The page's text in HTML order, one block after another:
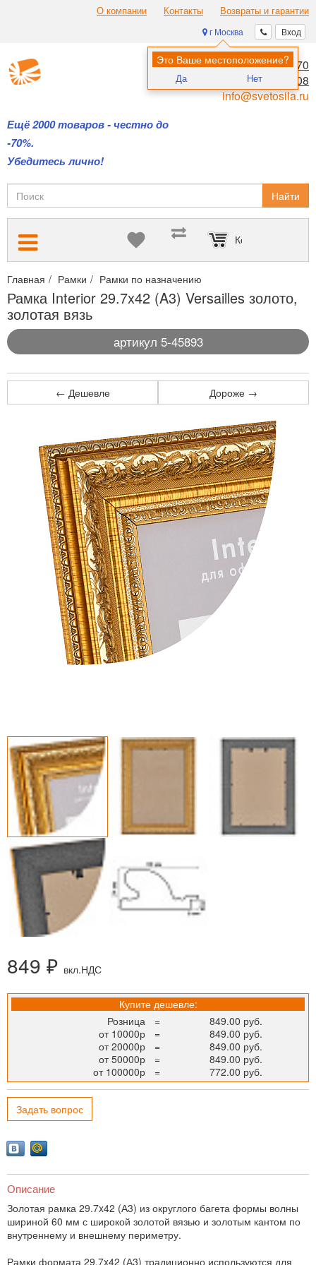
О компании Контакты Возвраты и гарантии
Вход
г Москва
Это Ваше местоположение?
Да Нет
Ещё 2000 товаров - честно до
-70%.
Убедитесь лично!
8 (495) 970-00-70
8 (800) 700-11-08
info@svetosila.ru
Найти
Корзина пуста
Главная Рамки Рамки по назначению
Рамка Interior 29.7x42 (A3) Versailles золото,
золотая вязь
артикул 5-45893
← Дешевле Дороже →
849 ₽ вкл.НДС
Купите дешевле:
Розница
=
849.00 руб.
от 10000р
=
849.00 руб.
от 20000р
=
849.00 руб.
от 50000р
=
849.00 руб.
от 100000р
= 772.00 руб.
Задать вопрос
Описание
Золотая рамка 29.7x42 (А3) из округлого багета формы волны
шириной 60 мм с широкой золотой вязью и золотым кантом по
внутреннему и внешнему периметру.
Рамки формата 29.7x42 (А3) традиционно используются для